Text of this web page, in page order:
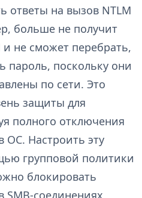
ответы на вызов NTLM
больше не получит
не сможет перебрать,
пароль, поскольку они
по сети. Это
защиты для
полного отключения
ОС. Настроить эту
групповой политики
блокировать